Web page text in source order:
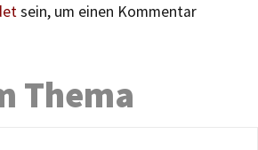
sein, um einen Kommentar
Thema